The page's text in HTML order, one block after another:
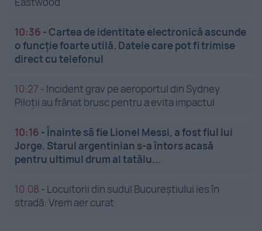
10:36 -Cartea de identitate electronică ascunde
o funcție foarte utilă. Datele care pot fi trimise
direct cu telefonul
10:27 - Incident grav pe aeroportul din Sydney.
Piloții au frânat brusc pentru a evita impactul
10:16 -Înainte să fie Lionel Messi, a fost fiul lui
Jorge. Starul argentinian s-a întors acasă
pentru ultimul drum al tatălu...
10:08 - Locuitorii din sudul Bucureștiului ies în
stradă: Vrem aer curat